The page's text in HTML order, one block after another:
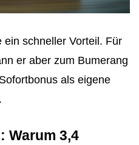
ein schneller Vorteil. Für
er aber zum Bumerang
als eigene
Warum 3,4